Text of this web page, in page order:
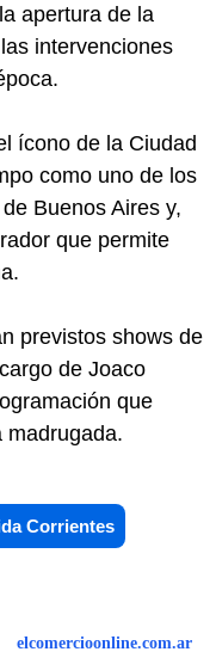
apertura de la
intervenciones
ícono de la Ciudad
como uno de los
Buenos Aires y,
que permite
previstos shows de
de Joaco
que
madrugada.
Corrientes
elcomercioonline.com.ar